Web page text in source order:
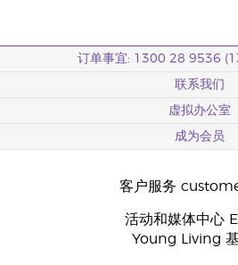
订单事宜: 1300 28 9536
联系我们
虚拟办公室
成为会员
客户服务
活动和媒体中心
Young Living